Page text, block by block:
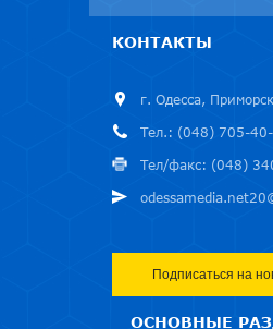
КОНТАКТЫ
г. Одесса,
Тел.: (048) 705-
Тел/факс: (048)
Подписаться на
ОСНОВНЫЕ